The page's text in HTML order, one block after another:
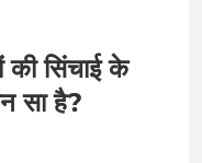
की सिंचाई के
सा है?